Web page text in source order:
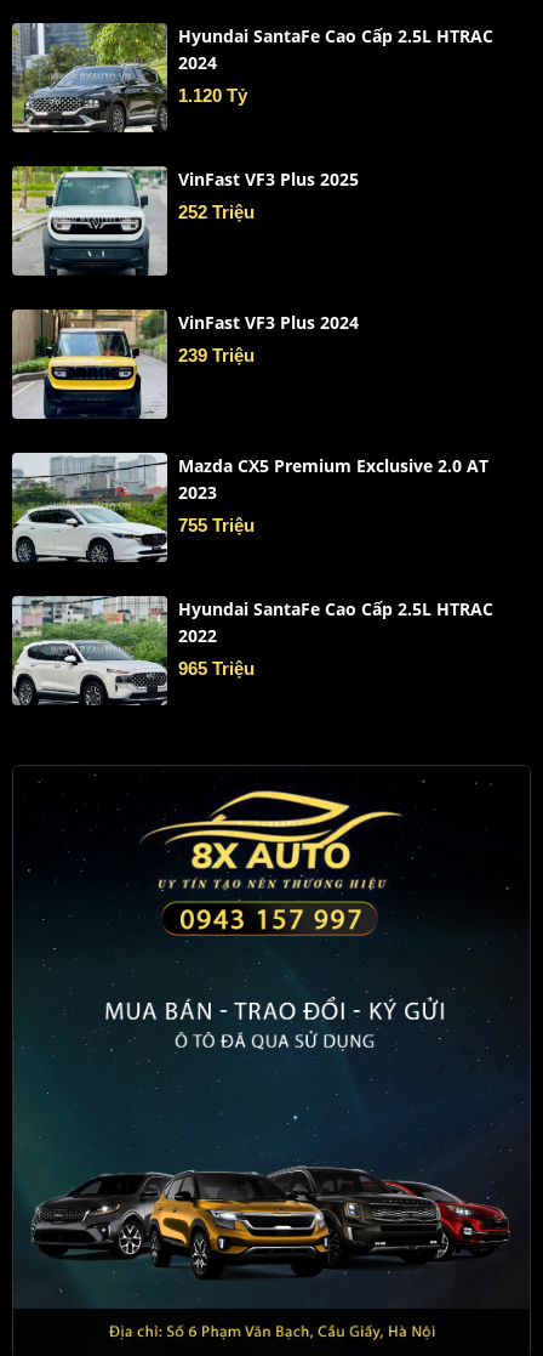
Hyundai SantaFe Cao Cấp 2.5L HTRAC
2024
1.120 Tỷ
VinFast VF3 Plus 2025
252 Triệu
VinFast VF3 Plus 2024
239 Triệu
Mazda CX5 Premium Exclusive 2.0 AT
2023
755 Triệu
Hyundai SantaFe Cao Cấp 2.5L HTRAC
2022
965 Triệu